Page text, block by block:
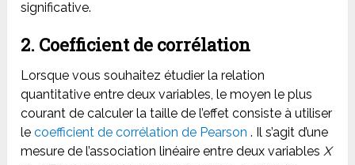
significative.
2. Coefficient de corrélation
Lorsque vous souhaitez étudier la relation
quantitative entre deux variables, le moyen le plus
courant de calculer la taille de l’effet consiste à utiliser
lecoefficient de corrélation de Pearson . Il s’agit d’une
mesure de l’association linéaire entre deux variablesX